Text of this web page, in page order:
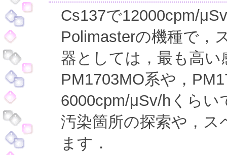
Cs137で12000cpm/
Polimasterの機種で，
器としては，最も高
PM1703MO系や，
6000cpm/μSv/hくらい
汚染箇所の探索や，
ます．